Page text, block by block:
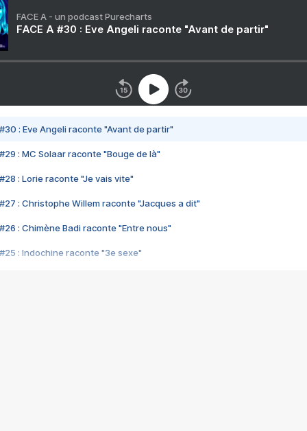
FACE A - un podcast Purecharts
FACE A #30 : Eve Angeli raconte "Avant de partir"
#30 : Eve Angeli raconte "Avant de partir"
#29 : MC Solaar raconte "Bouge de là"
#28 : Lorie raconte "Je vais vite"
#27 : Christophe Willem raconte "Jacques a dit"
#26 : Chimène Badi raconte "Entre nous"
#25 : Indochine raconte "3e sexe"